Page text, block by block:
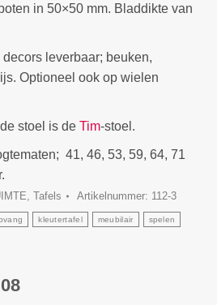
in 50×50 mm. Bladdikte van
leverbaar; beuken,
Optioneel ook op wielen
stoel is de Tim-stoel.
41, 46, 53, 59, 64, 71
, Tafels Artikelnummer: 112-3
kleutertafel meubilair spelen